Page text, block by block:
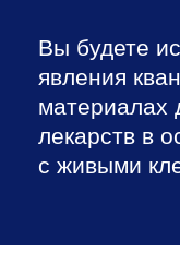
Вы будете
явления
материалах
лекарств в
с живыми